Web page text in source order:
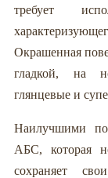
требует
Окрашенная
гладкой, на
глянцевые и
Наилучшими
АБС, которая
сохраняет